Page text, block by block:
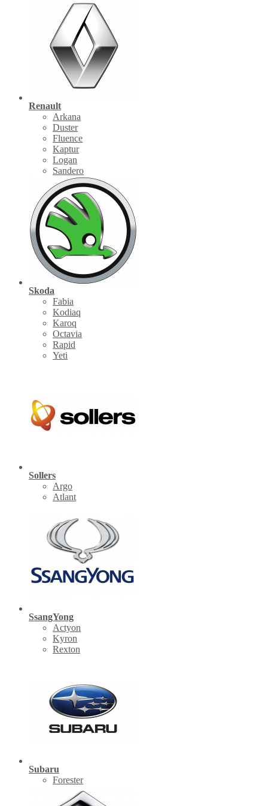
Renault
Arkana
Duster
Fluence
Kaptur
Logan
Sandero
Skoda
Fabia
Kodiaq
Karoq
Octavia
Rapid
Yeti
Sollers
Argo
Atlant
SsangYong
Actyon
Kyron
Rexton
Subaru
Forester